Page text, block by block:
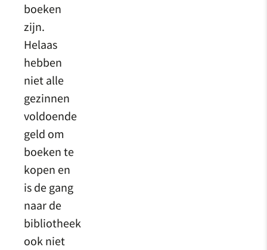
boeken
zijn.
Helaas
hebben
niet alle
gezinnen
voldoende
geld om
boeken te
kopen en
is de gang
naar de
bibliotheek
ook niet